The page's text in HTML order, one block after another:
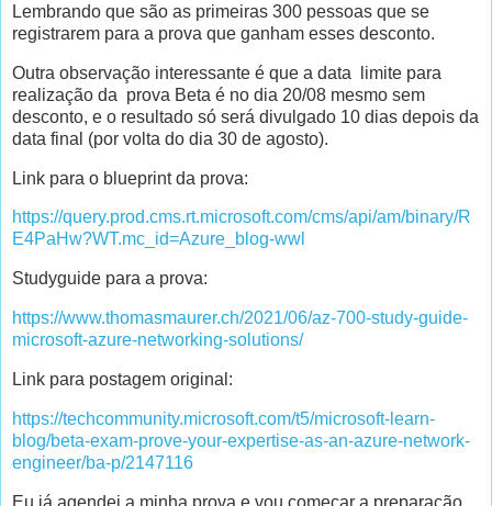
Lembrando que são as primeiras 300 pessoas que se
registrarem para a prova que ganham esses desconto.
Outra observação interessante é que a data limite para
realização da prova Beta é no dia 20/08 mesmo sem
desconto, e o resultado só será divulgado 10 dias depois da
data final (por volta do dia 30 de agosto).
Link para o blueprint da prova:
https://query.prod.cms.rt.microsoft.com/cms/api/am/binary/R
E4PaHw?WT.mc_id=Azure_blog-wwl
Studyguide para a prova:
https://www.thomasmaurer.ch/2021/06/az-700-study-guide-
microsoft-azure-networking-solutions/
Link para postagem original:
https://techcommunity.microsoft.com/t5/microsoft-learn-
blog/beta-exam-prove-your-expertise-as-an-azure-network-
engineer/ba-p/2147116
Eu já agendei a minha prova e vou começar a preparação